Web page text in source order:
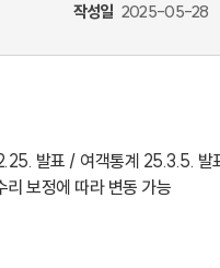
작성일 2025-05-28